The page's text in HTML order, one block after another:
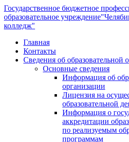
Государственное бюджетное
образовательное учреждение
колледж"
Главная
Контакты
Сведения об образовательной
Основные сведения
Информация об
организации
Лицензия на
образовательной
Информация о
аккредитации
по реализуемым
программам